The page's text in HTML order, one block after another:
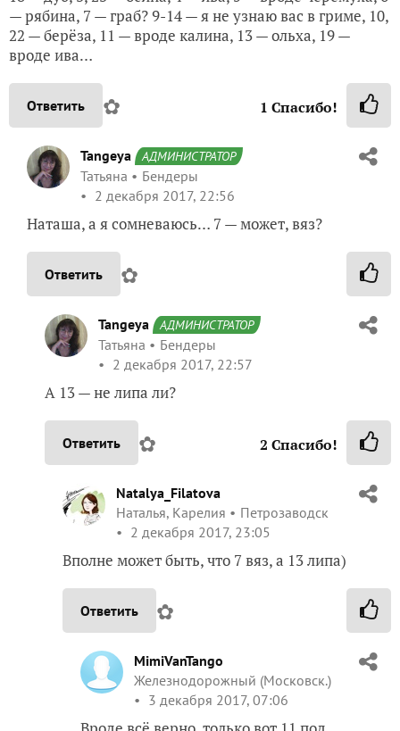
— рябина, 7 — граб? 9-14 — я не узнаю вас в гриме, 10,
22 — берёза, 11 — вроде калина, 13 — ольха, 19 —
вроде ива…
Ответить ✿ 1 Спасибо!
Tangeya АДМИНИСТРАТОР
Татьяна
Бендеры
2 декабря 2017, 22:56
Наташа, а я сомневаюсь… 7 — может, вяз?
Ответить ✿
Tangeya АДМИНИСТРАТОР
Татьяна
Бендеры
2 декабря 2017, 22:57
А 13 — не липа ли?
Ответить ✿ 2 Спасибо!
Natalya_Filatova
Наталья, Карелия
Петрозаводск
2 декабря 2017, 23:05
Вполне может быть, что 7 вяз, а 13 липа)
Ответить ✿
MimiVanTango
Железнодорожный (Московск.)
3 декабря 2017, 07:06